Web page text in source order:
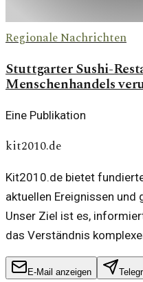
Regionale Nachrichten
Stuttgarter Sushi-
Menschenhandels
Eine Publikation
kit2010.de
Kit2010.de bietet
aktuellen Ereignissen und
Unser Ziel ist es,
das Verständnis
E-Mail anzeigen